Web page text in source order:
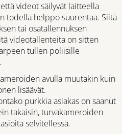
videot säilyvät laitteella
todella helppo suurentaa. Siitä
tai osatallennuksen
videotallenteita on sitten
tullen poliisille
avulla muutakin kuin
lisäävät.
purkkia asiakas on saanut
takaisin, turvakameroiden
selvitellessä.